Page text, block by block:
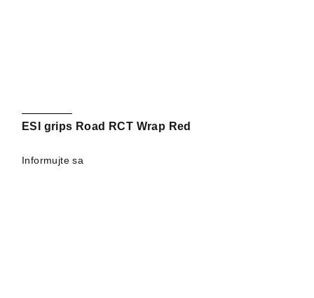
ESI grips Road RCT Wrap Red
Informujte sa